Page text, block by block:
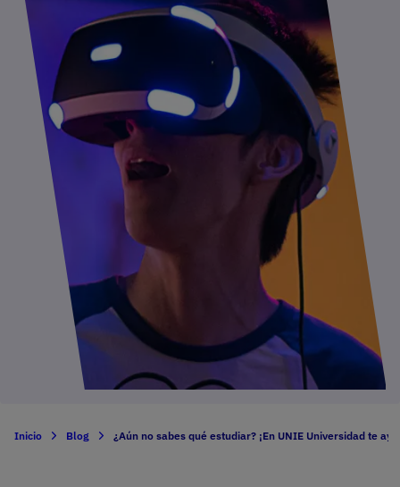
Inicio Blog ¿Aún no sabes qué estudiar? ¡En UNIE Universidad te